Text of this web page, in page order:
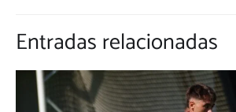
Entradas relacionadas